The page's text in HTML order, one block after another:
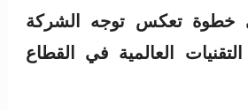
خطوة تعكس توجه الشركة
العالمية في القطاع